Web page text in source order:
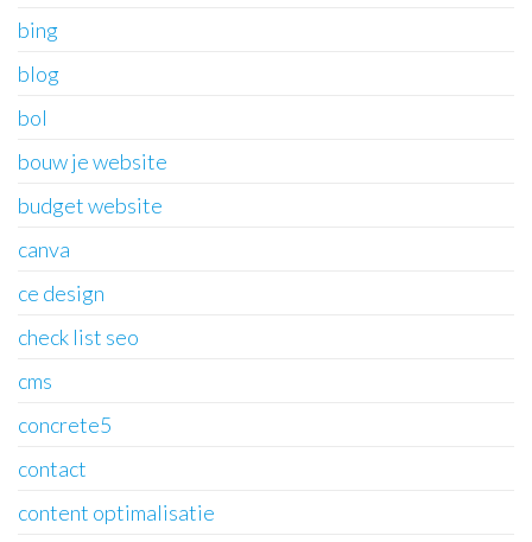
bing
blog
bol
bouw je website
budget website
canva
ce design
check list seo
cms
concrete5
contact
content optimalisatie